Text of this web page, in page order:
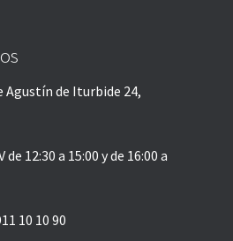
Agustín de Iturbide 24,
de 12:30 a 15:00 y de 16:00 a
10 10 90